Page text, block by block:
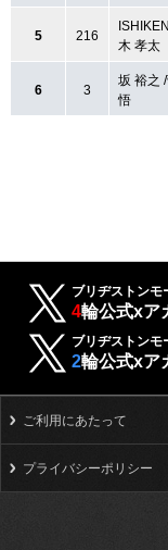
5 216
木 孝太
6 3
坂 裕之
悟
ブリヂストンモ
4輪公式xア
ブリヂストンモ
2輪公式xア
ご利用にあたって
プライバシーポリシー